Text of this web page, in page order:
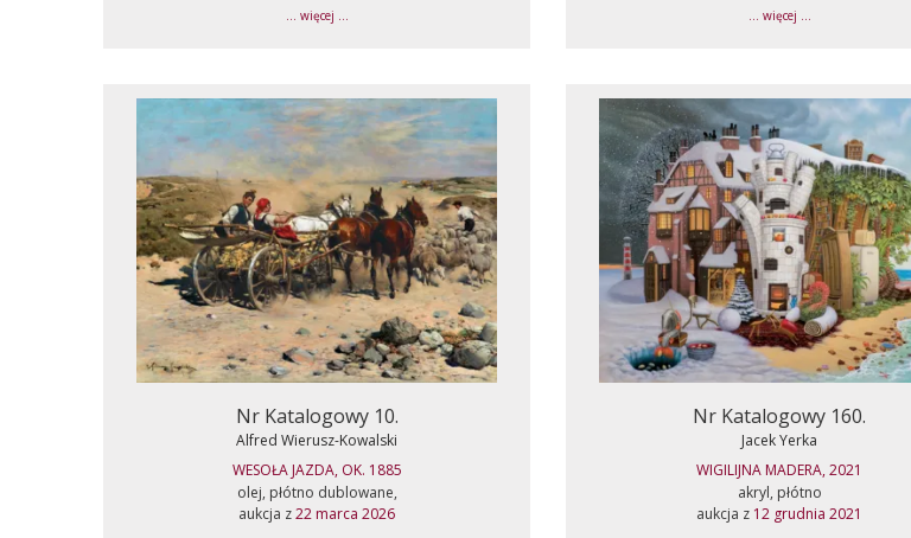
... więcej ... ... więcej ...
Nr Katalogowy 10.
Alfred Wierusz-Kowalski
WESOŁA JAZDA, OK. 1885
olej, płótno dublowane,
aukcja z22 marca 2026
Nr Katalogowy 160.
Jacek Yerka
WIGILIJNA MADERA, 2021
akryl, płótno
aukcja z 12 grudnia 2021